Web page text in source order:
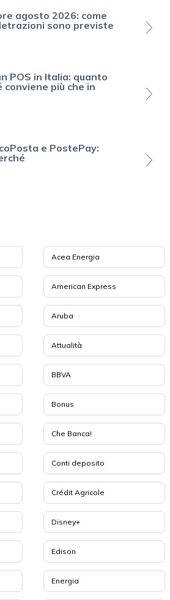
agosto 2026: come
sono previste
POS in Italia: quanto
più che in
e PostePay:
Acea Energia
American Express
Aruba
Attualità
BBVA
Bonus
Che Banca!
Conti deposito
Crédit Agricole
Disney+
Edison
Energia